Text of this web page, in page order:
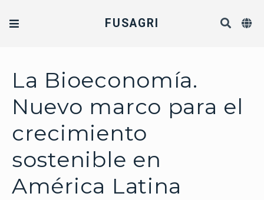
FUSAGRI
La Bioeconomía.
Nuevo marco para el
crecimiento
sostenible en
América Latina